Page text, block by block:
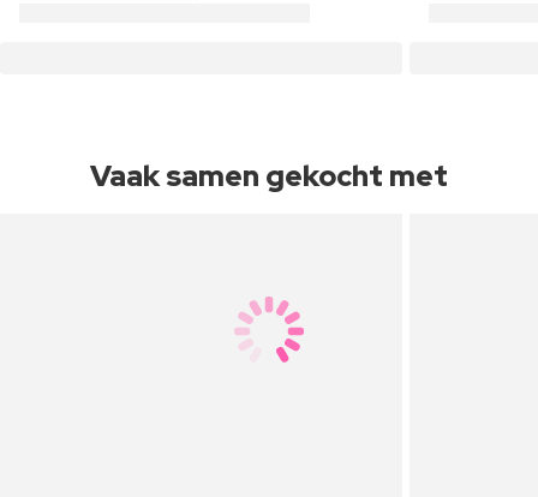
Vaak samen gekocht met